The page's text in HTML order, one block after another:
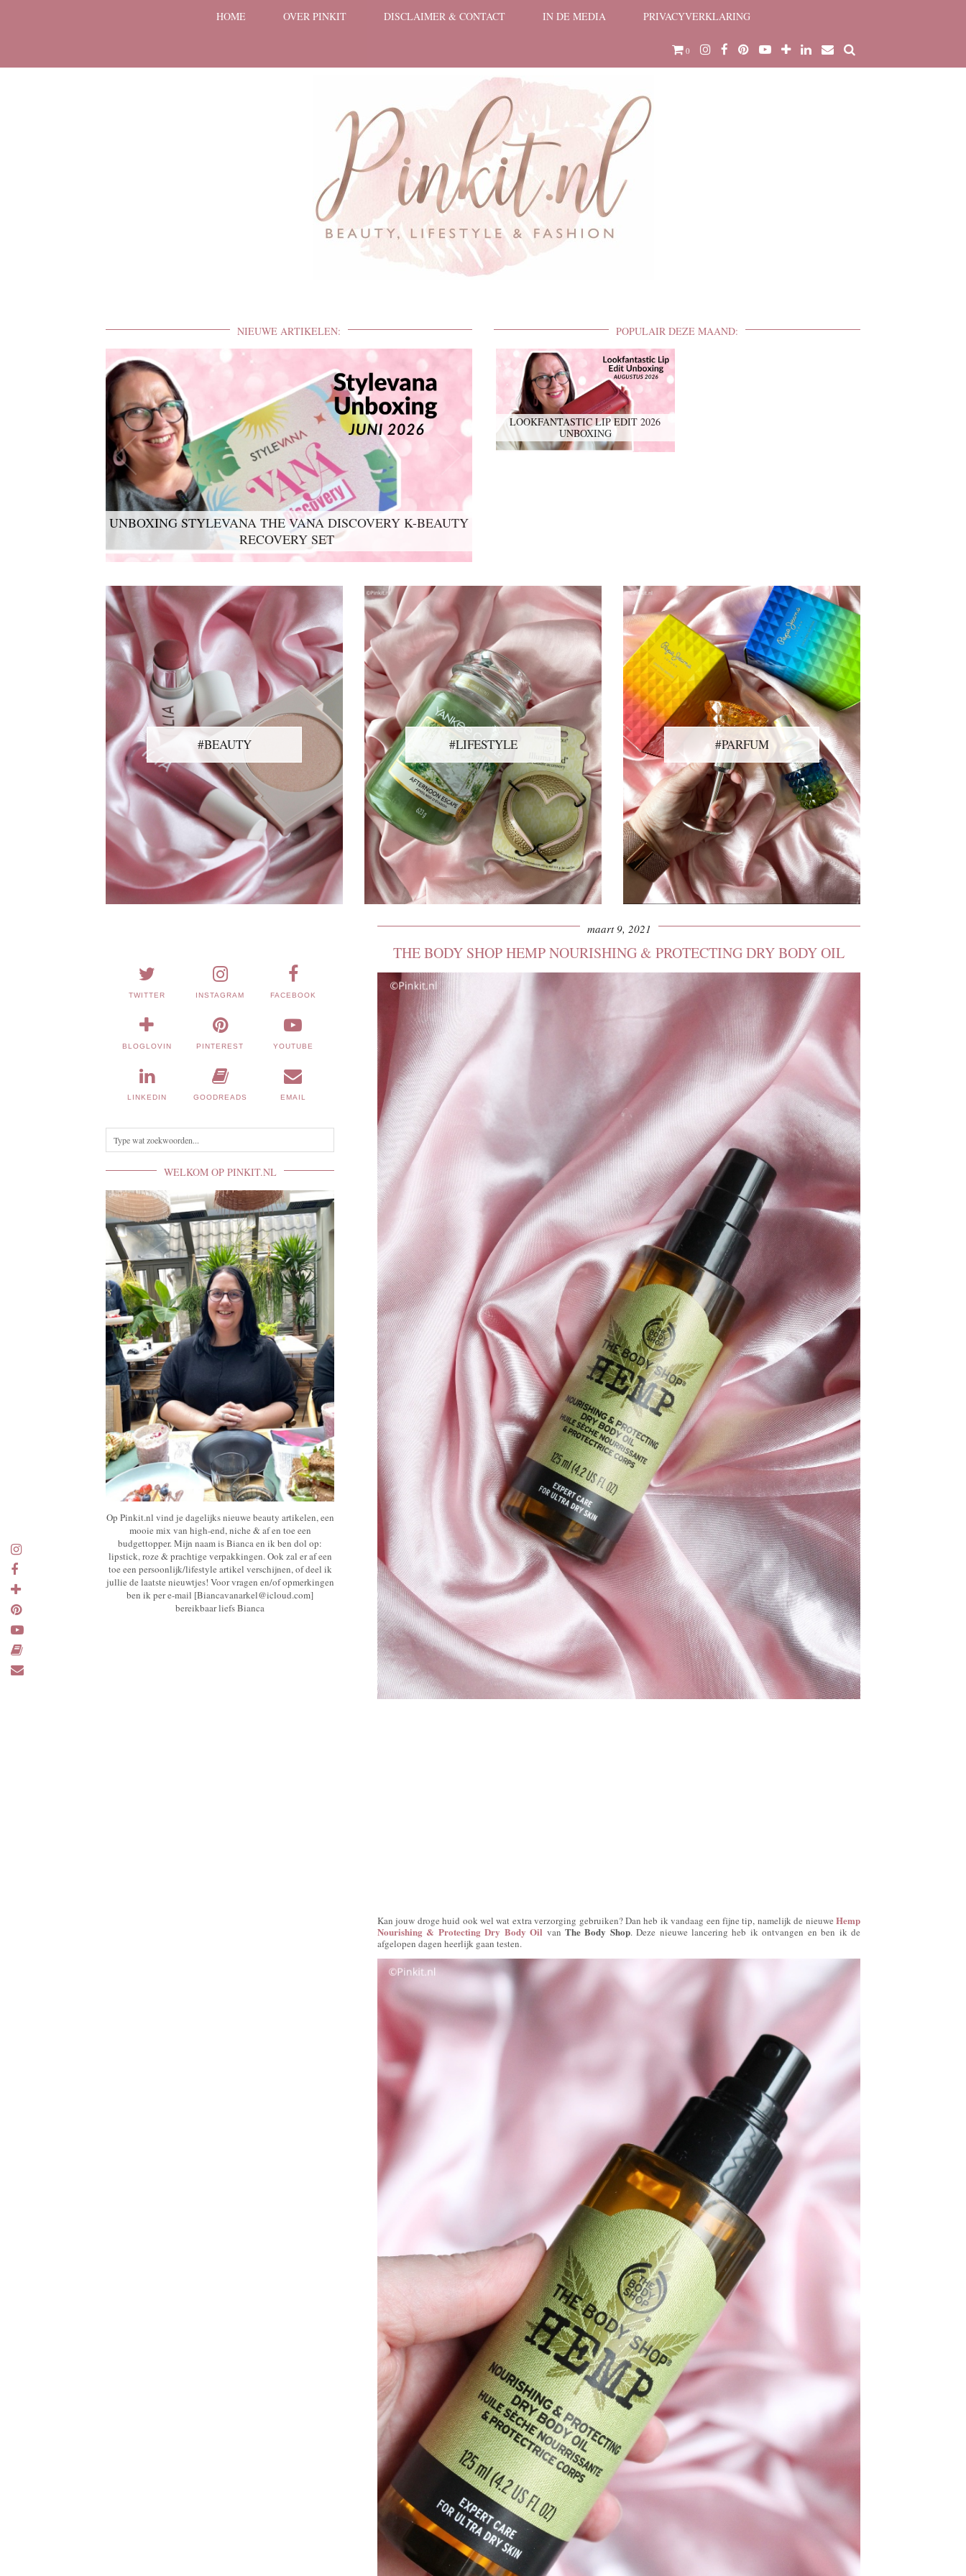
HOME OVER PINKIT DISCLAIMER & CONTACT IN DE MEDIA PRIVACYVERKLARING
0
POPULAIR DEZE MAAND:
LOOKFANTASTIC LIP EDIT 2026
UNBOXING
NIEUWE ARTIKELEN:
UNBOXING STYLEVANA THE VANA DISCOVERY K-BEAUTY
RECOVERY SET
LYKO LOVABLES THE BDAY KIT 2026 UNBOXING
#BEAUTY #LIFESTYLE #PARFUM
maart 9, 2021
THE BODY SHOP HEMP NOURISHING & PROTECTING DRY BODY OIL
Kan jouw droge huid ook wel wat extra verzorging gebruiken? Dan heb ik vandaag een fijne tip, namelijk de nieuwe Hemp
Nourishing & Protecting Dry Body Oil van The Body Shop. Deze nieuwe lancering heb ik ontvangen en ben ik de
afgelopen dagen heerlijk gaan testen.
TWITTER INSTAGRAM FACEBOOK
BLOGLOVIN PINTEREST YOUTUBE
LINKEDIN GOODREADS EMAIL
WELKOM OP PINKIT.NL
Op Pinkit.nl vind je dagelijks nieuwe beauty artikelen, een
mooie mix van high-end, niche & af en toe een
budgettopper. Mijn naam is Bianca en ik ben dol op:
lipstick, roze & prachtige verpakkingen. Ook zal er af een
toe een persoonlijk/lifestyle artikel verschijnen, of deel ik
jullie de laatste nieuwtjes! Voor vragen en/of opmerkingen
ben ik per e-mail [Biancavanarkel@icloud.com]
bereikbaar liefs Bianca